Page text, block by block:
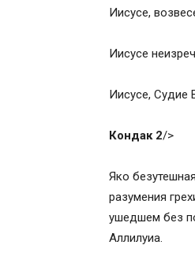
Кондак 10
Кондак 11
Кондак 12
Кондак 13
Кондак 1
Молитва за
Сохранить
Иисусе,
Иисусе
Иисусе, Судие
Кондак 2/>
Яко
разумения
ушедшем без
Аллилуиа.